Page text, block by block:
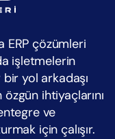
ERP çözümleri
işletmelerin
yol arkadaşı
ihtiyaçlarını
ve
için çalışır.